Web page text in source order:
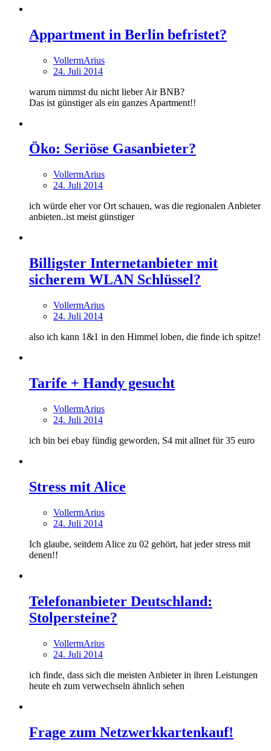
Appartment in Berlin befristet?
VollermArius
24. Juli 2014
warum nimmst du nicht lieber Air BNB?
Das ist günstiger als ein ganzes Apartment!!
Öko: Seriöse Gasanbieter?
VollermArius
24. Juli 2014
ich würde eher vor Ort schauen, was die regionalen Anbieter
anbieten..ist meist günstiger
Billigster Internetanbieter mit
sicherem WLAN Schlüssel?
VollermArius
24. Juli 2014
also ich kann 1&1 in den Himmel loben, die finde ich spitze!
Tarife + Handy gesucht
VollermArius
24. Juli 2014
ich bin bei ebay fündig geworden, S4 mit allnet für 35 euro
Stress mit Alice
VollermArius
24. Juli 2014
Ich glaube, seitdem Alice zu 02 gehört, hat jeder stress mit
denen!!
Telefonanbieter Deutschland:
Stolpersteine?
VollermArius
24. Juli 2014
ich finde, dass sich die meisten Anbieter in ihren Leistungen
heute eh zum verwechseln ähnlich sehen
Frage zum Netzwerkkartenkauf!